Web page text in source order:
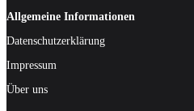
Allgemeine Informationen
Datenschutzerklärung
Impressum
Über uns